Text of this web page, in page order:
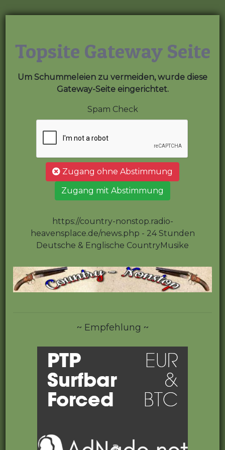
Topsite Gateway Seite
Um Schummeleien zu vermeiden, wurde diese
Gateway-Seite eingerichtet.
Spam Check
Zugang ohne Abstimmung
Zugang mit Abstimmung
https://country-nonstop.radio-
heavensplace.de/news.php - 24 Stunden
Deutsche & Englische CountryMusike
~ Empfehlung ~